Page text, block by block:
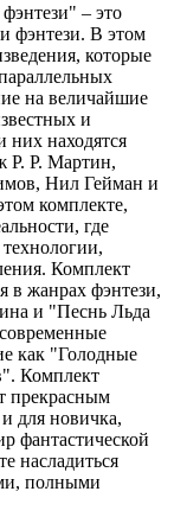
– это
фэнтези. В этом
которые
на величайшие
и
них находятся
Р. Р. Мартин,
Нил Гейман и
комплекте,
где
Комплект
в жанрах фэнтези,
и "Песнь Льда
как "Голодные
Комплект
прекрасным
для новичка,
фантастической
насладиться
полными